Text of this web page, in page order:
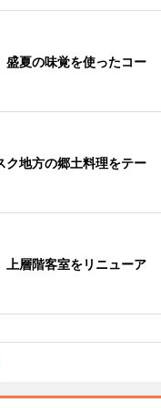
盛夏の味覚を使ったコー
ク地方の郷土料理をテー
上層階客室をリニューア